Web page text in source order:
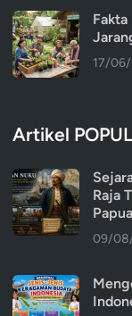
17/
Artikel
Raja
Papua
09/